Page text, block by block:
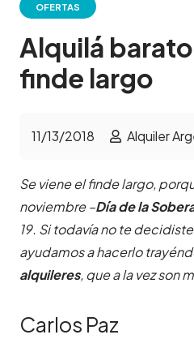
OFERTAS
Alquilá
finde largo
11/13/2018 Alquiler
Se viene el finde largo,
noviembre –Día de la
19. Si todavía no te
ayudamos a hacerlo
alquileres, que a la vez son
Carlos Paz